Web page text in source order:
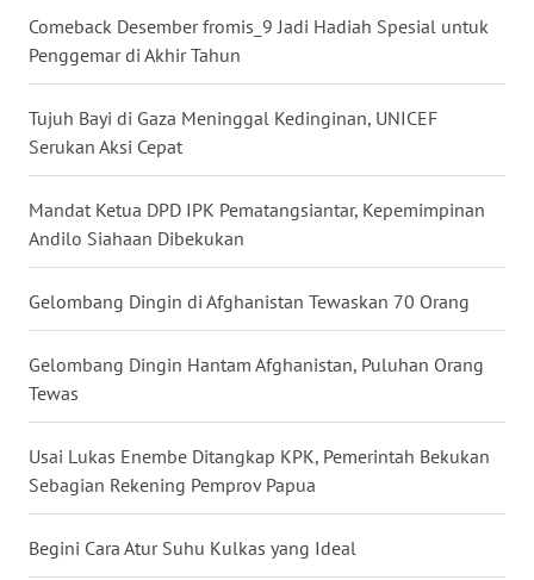
Comeback Desember fromis_9 Jadi Hadiah Spesial untuk
Penggemar di Akhir Tahun
Tujuh Bayi di Gaza Meninggal Kedinginan, UNICEF
Serukan Aksi Cepat
Mandat Ketua DPD IPK Pematangsiantar, Kepemimpinan
Andilo Siahaan Dibekukan
Gelombang Dingin di Afghanistan Tewaskan 70 Orang
Gelombang Dingin Hantam Afghanistan, Puluhan Orang
Tewas
Usai Lukas Enembe Ditangkap KPK, Pemerintah Bekukan
Sebagian Rekening Pemprov Papua
Begini Cara Atur Suhu Kulkas yang Ideal
WN
RIAU
WN
SERAMBI
WN
JAMBI
WN
SULTRA
WN
NTB
WN